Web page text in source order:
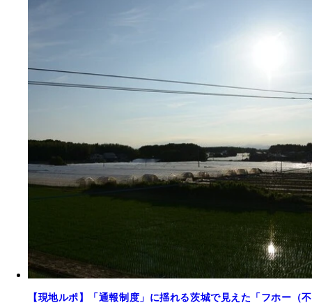
【現地ルポ】「通報制度」に揺れる茨城で見えた「フホー（不